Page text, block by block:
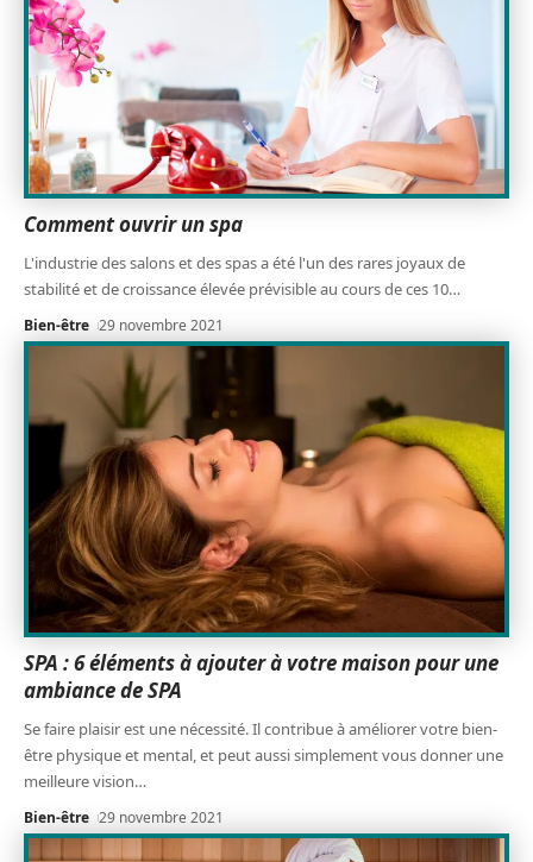
Comment ouvrir un spa
L'industrie des salons et des spas a été l'un des rares joyaux de
stabilité et de croissance élevée prévisible au cours de ces 10…
Bien-être 29 novembre 2021
SPA : 6 éléments à ajouter à votre maison pour une
ambiance de SPA
Se faire plaisir est une nécessité. Il contribue à améliorer votre bien-
être physique et mental, et peut aussi simplement vous donner une
meilleure vision…
Bien-être 29 novembre 2021